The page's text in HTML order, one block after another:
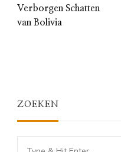
Verborgen Schatten
van Bolivia
ZOEKEN
Looking